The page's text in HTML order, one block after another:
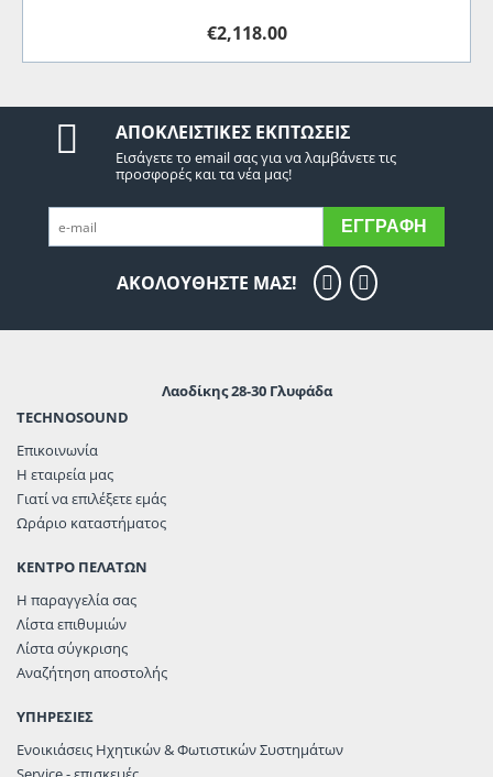
€2,118.00
ΑΠΟΚΛΕΙΣΤΙΚΈΣ ΕΚΠΤΏΣΕΙΣ
Εισάγετε το email σας για να λαμβάνετε τις
προσφορές και τα νέα μας!
ΕΓΓΡΑΦΉ
ΑΚΟΛΟΥΘΗΣΤΕ ΜΑΣ!
Λαοδίκης 28-30 Γλυφάδα
TECHNOSOUND
Επικοινωνία
Η εταιρεία μας
Γιατί να επιλέξετε εμάς
Ωράριο καταστήματος
ΚΕΝΤΡΟ ΠΕΛΑΤΩΝ
Η παραγγελία σας
Λίστα επιθυμιών
Λίστα σύγκρισης
Αναζήτηση αποστολής
ΥΠΗΡΕΣΙΕΣ
Ενοικιάσεις Ηχητικών & Φωτιστικών Συστημάτων